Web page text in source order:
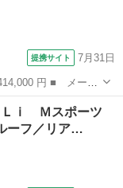
提携サイト 7月31日
ード名： ３２０
モリ インテリジ
Ｌｉ Ｍスポーツ
ーフ／リア…